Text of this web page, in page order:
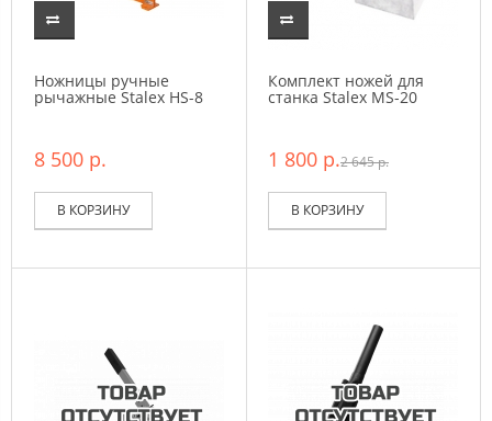
Ножницы ручные
рычажные Stalex HS-8
8 500 р.
В КОРЗИНУ
Комплект ножей для
станка Stalex MS-20
1 800 р.2 645 р.
В КОРЗИНУ